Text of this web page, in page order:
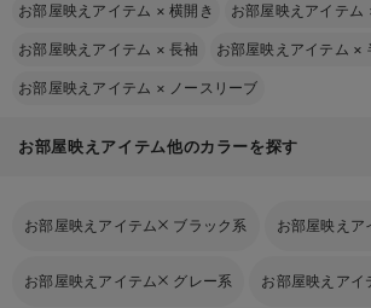
お部屋映えアイテム ×横開き お部屋映えアイテム
お部屋映えアイテム ×長袖 お部屋映えアイテム ×
お部屋映えアイテム × ノースリーブ
お部屋映えアイテム他のカラーを探す
お部屋映えアイテム ブラック系 お部屋映えア
お部屋映えアイテム グレー系 お部屋映えアイ